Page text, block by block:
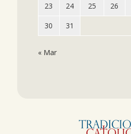
23 24 25 26
30 31
« Mar